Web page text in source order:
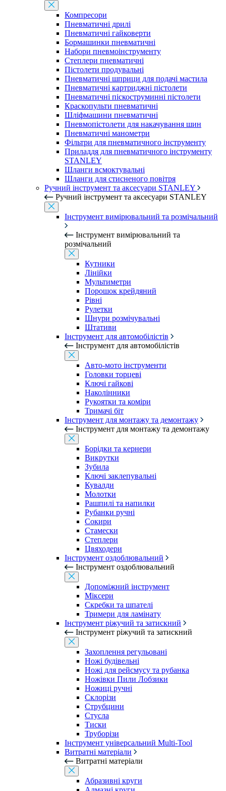
Компресори
Пневматичні дрилі
Пневматичні гайковерти
Бормашинки пневматичні
Набори пневмоінструменту
Степлери пневматичні
Пістолети продувальні
Пневматичні шприци для подачі мастила
Пневматичні картриджні пістолети
Пневматичні піскоструминні пістолети
Краскопульти пневматичні
Шліфмашини пневматичні
Пневмопістолети для накачування шин
Пневматичні манометри
Фільтри для пневматичного інструменту
Приладдя для пневматичного інструменту
STANLEY
Шланги всмоктувальні
Шланги для стисненого повітря
Ручний інструмент та аксесуари STANLEY
Ручний інструмент та аксесуари STANLEY
Інструмент вимірювальний та розмічальний
Інструмент вимірювальний та
розмічальний
Кутники
Лінійки
Мультиметри
Порошок крейдяний
Рівні
Рулетки
Шнури розмічувальні
Штативи
Інструмент для автомобілістів
Інструмент для автомобілістів
Авто-мото інструменти
Головки торцеві
Ключі гайкові
Наколінники
Рукоятки та коміри
Тримачі біт
Інструмент для монтажу та демонтажу
Інструмент для монтажу та демонтажу
Борідки та кернери
Викрутки
Зубила
Ключі заклепувальні
Кувалди
Молотки
Рашпилі та напилки
Рубанки ручні
Сокири
Стамески
Степлери
Цвяходери
Інструмент оздоблювальний
Інструмент оздоблювальний
Допоміжний інструмент
Міксери
Скребки та шпателі
Тримери для ламінату
Інструмент ріжучий та затискний
Інструмент ріжучий та затискний
Захоплення регульовані
Ножі будівельні
Ножі для рейсмусу та рубанка
Ножівки Пили Лобзики
Ножиці ручні
Склорізи
Струбцини
Стусла
Тиски
Труборізи
Інструмент універсальний Multi-Tool
Витратні матеріали
Витратні матеріали
Абразивні круги